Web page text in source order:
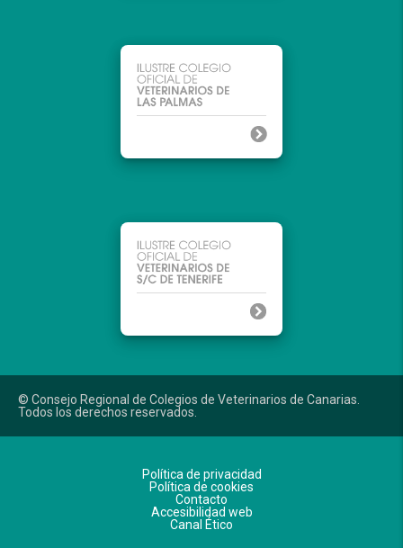
© Consejo Regional de Colegios de Veterinarios de Canarias.
Todos los derechos reservados.
Política de privacidad
Política de cookies
Contacto
Accesibilidad web
Canal Ético